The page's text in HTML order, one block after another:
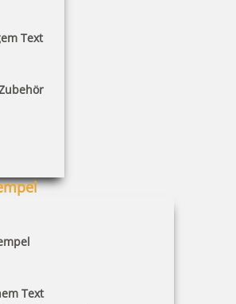
Text
Text
Exlibris Motiv 02